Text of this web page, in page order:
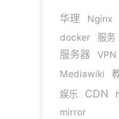
华理 Nginx
docker
服务
服务器
VPN
Mediawiki
娱乐
CDN
mirror